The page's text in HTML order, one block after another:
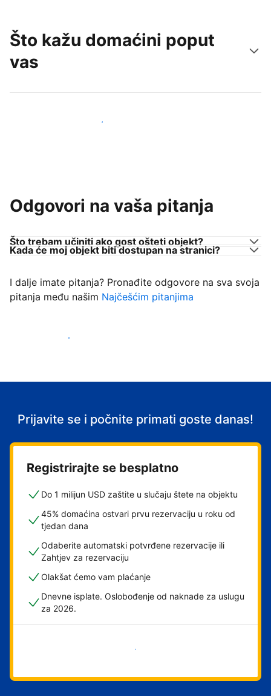
Što kažu domaćini poput
vas
Pridružite se domaćinima poput vas
Odgovori na vaša pitanja
Što trebam učiniti ako gost ošteti objekt?
Kada će moj objekt biti dostupan na stranici?
I dalje imate pitanja? Pronađite odgovore na sva svoja
pitanja među našim Najčešćim pitanjima
Počnite primati goste
Prijavite se i počnite primati goste danas!
Registrirajte se besplatno
Do 1 milijun USD zaštite u slučaju štete na objektu
45% domaćina ostvari prvu rezervaciju u roku od
tjedan dana
Odaberite automatski potvrđene rezervacije ili
Zahtjev za rezervaciju
Olakšat ćemo vam plaćanje
Dnevne isplate. Oslobođenje od naknade za uslugu
za 2026.
Započni odmah